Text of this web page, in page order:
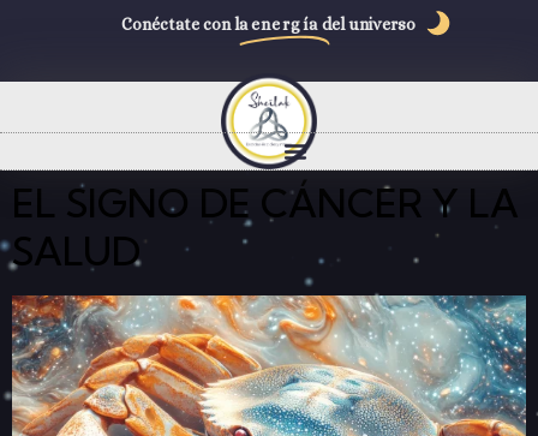
Conéctate con la energía del universo
EL SIGNO DE CÁNCER Y LA
SALUD